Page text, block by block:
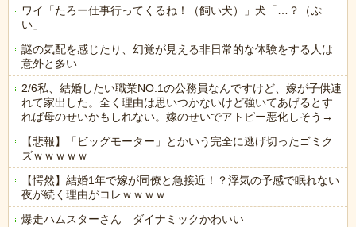
ワイ「たろー仕事行ってくるね！（飼い犬）」犬「…？（ぷ
い」
謎の気配を感じたり、幻覚が見える非日常的な体験をする人は
意外と多い
2/6私、結婚したい職業NO.1の公務員なんですけど、嫁が子供連
れて家出した。全く理由は思いつかないけど強いてあげるとす
れば母のせいかもしれない。嫁のせいでアトピー悪化しそう→
【悲報】「ビッグモーター」とかいう完全に逃げ切ったゴミク
ズｗｗｗｗｗ
【愕然】結婚1年で嫁が同僚と急接近！？浮気の予感で眠れない
夜が続く理由がコレｗｗｗｗ
爆走ハムスターさん ダイナミックかわいい